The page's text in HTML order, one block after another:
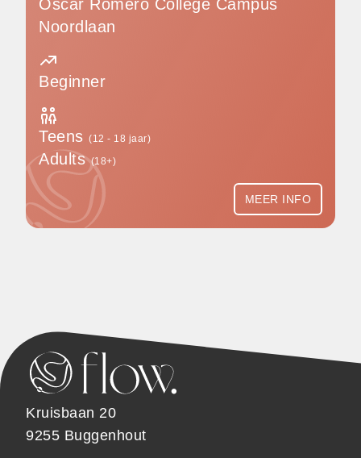
Oscar Romero College Campus
Noordlaan
Beginner
Teens (12 - 18 jaar)
Adults(18+)
MEER INFO
Kruisbaan 20
9255 Buggenhout